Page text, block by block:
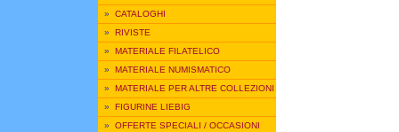
» CATALOGHI
» RIVISTE
» MATERIALE FILATELICO
» MATERIALE NUMISMATICO
» MATERIALE PER ALTRE COLLEZIONI
» FIGURINE LIEBIG
» OFFERTE SPECIALI / OCCASIONI